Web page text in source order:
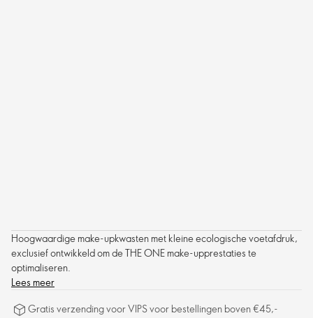
Hoogwaardige make-upkwasten met kleine ecologische voetafdruk,
exclusief ontwikkeld om de THE ONE make-upprestaties te
optimaliseren.
Lees meer
Gratis verzending voor VIPS voor bestellingen boven €45,-